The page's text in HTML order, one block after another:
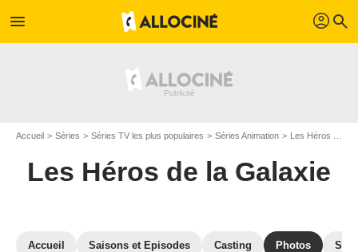
menu profil search
Accueil Séries Séries TV les plus populaires Séries Animation Les Héros de la Galaxie
Les Héros de la Galaxie
Accueil Saisons et Episodes Casting Photos